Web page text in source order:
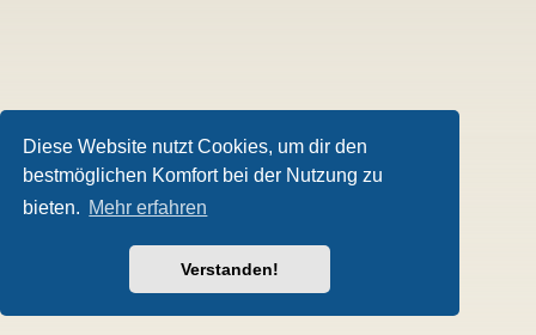
Diese Website nutzt Cookies, um dir den
bestmöglichen Komfort bei der Nutzung zu
bieten. Mehr erfahren
Verstanden!